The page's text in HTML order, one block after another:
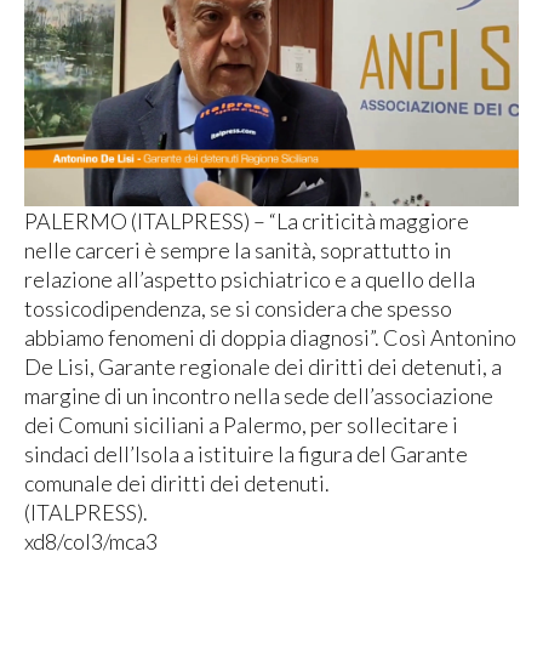
PALERMO (ITALPRESS) – “La criticità maggiore
nelle carceri è sempre la sanità, soprattutto in
relazione all’aspetto psichiatrico e a quello della
tossicodipendenza, se si considera che spesso
abbiamo fenomeni di doppia diagnosi”. Così Antonino
De Lisi, Garante regionale dei diritti dei detenuti, a
margine di un incontro nella sede dell’associazione
dei Comuni siciliani a Palermo, per sollecitare i
sindaci dell’Isola a istituire la figura del Garante
comunale dei diritti dei detenuti.
(ITALPRESS).
xd8/col3/mca3